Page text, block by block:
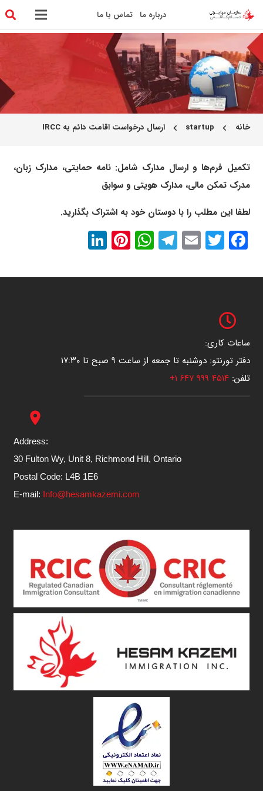
درباره ما تماس با ما
خانه chevron_left
startup
chevron_left ارسال درخواست اقامت دائم به IRCC
تکمیل فرم‌ها و ارسال مدارک شامل: نامه حمایتی، مدارک زبان،
مدرک تمکن مالی، مدارک هویتی و سوابق
لطفا این مطلب را با دوستان خود به اشتراک بگذارید.
Facebook
Twitter
Email
Telegram
WhatsApp
Pinterest
ساعات کاری:
دفتر تورنتو: دوشنبه تا جمعه از ساعت ۹ صبح تا ۱۷:۳۰
تلفن:۴۵۱۴ ۹۹۹ ۶۴۷ ۱+
place
Address:
30 Fulton Wy, Unit 8, Richmond Hill, Ontario
Postal Code: L4B 1E6
E-mail: Info@hesamkazemi.com